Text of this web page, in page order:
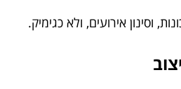
וסינון אירועים, ולא כגימיק.